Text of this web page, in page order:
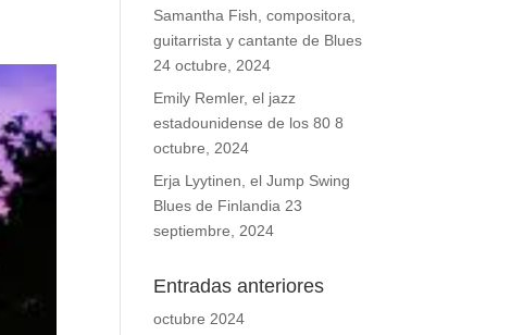
Samantha Fish, compositora,
guitarrista y cantante de Blues
24 octubre, 2024
Emily Remler, el jazz
estadounidense de los 80 8
octubre, 2024
Erja Lyytinen, el Jump Swing
Blues de Finlandia 23
septiembre, 2024
Entradas anteriores
octubre 2024